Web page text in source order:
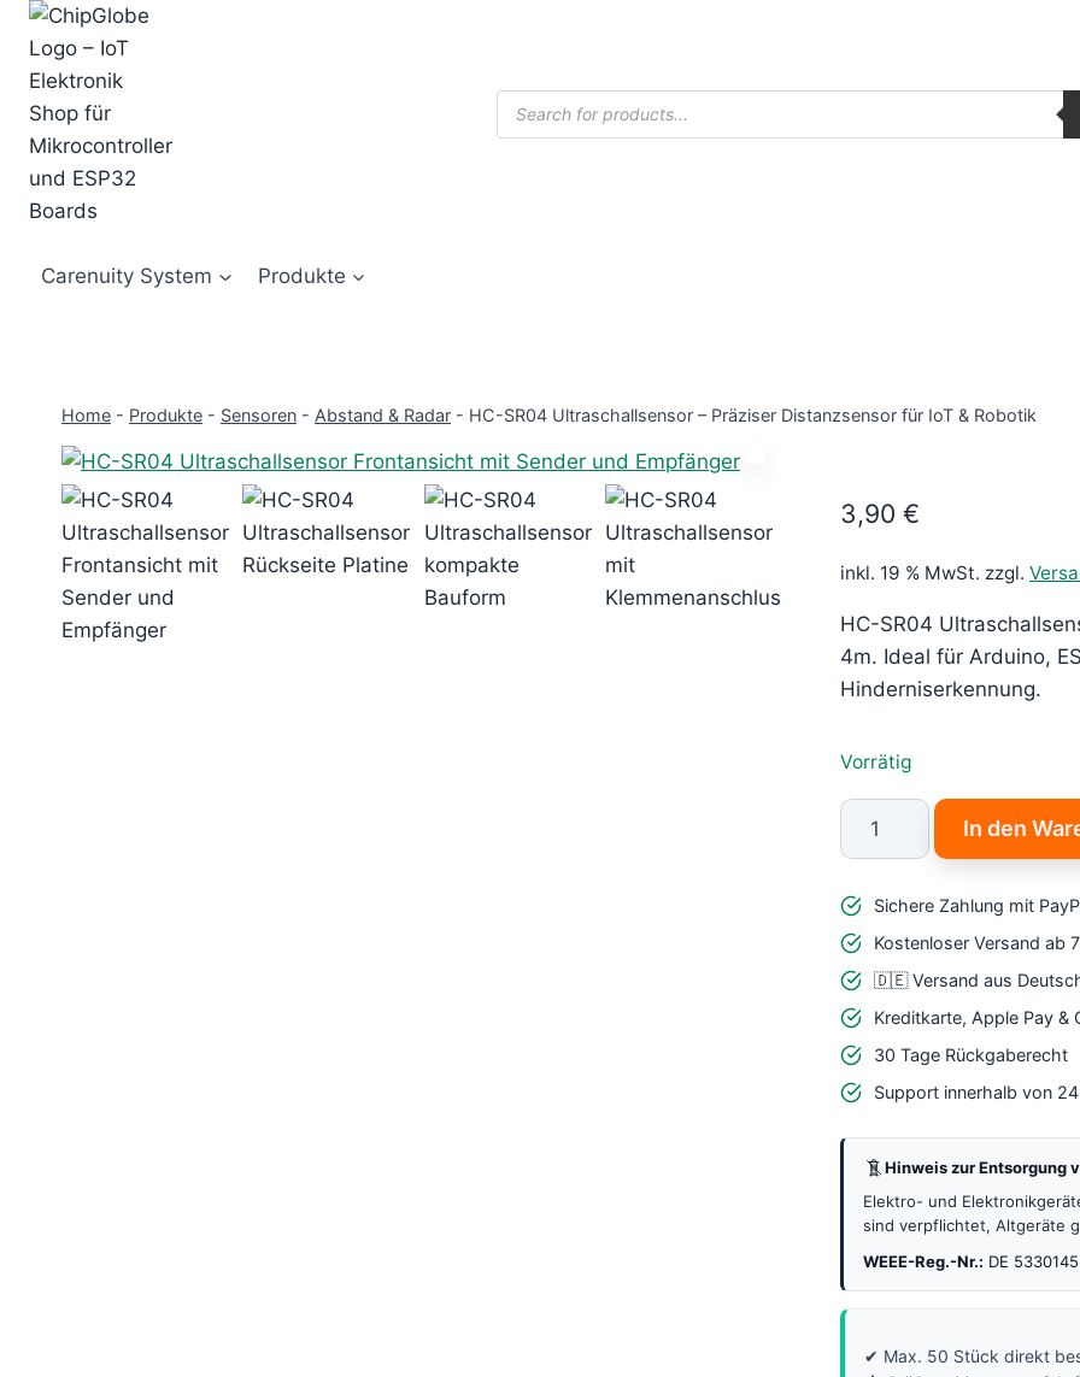
Zum
Inhalt
springen
Products
search
Carenuity System Produkte
Home - Produkte - Sensoren - Abstand & Radar - HC-SR04 Ultraschallsensor – Präziser Distanzsensor für IoT & Robotik
3,90 €
inkl. 19 % MwSt. zzgl.
HC-SR04
4m. Ideal für Arduino,
Hinderniserkennung.
Vorrätig
HC-
SR04
–
Präziser
Distanzsensor
für
IoT
&
Robotik
Menge
In den
Sichere Zahlung mit
Kostenloser Versand ab
🇩🇪 Versand aus
Kreditkarte, Apple Pay &
30 Tage Rückgaberecht
Support innerhalb von
Hinweis zur Entsorgung
Elektro- und
sind verpflichtet, Altgeräte
WEEE-Reg.-Nr.: DE
✔ Max. 50 Stück direkt